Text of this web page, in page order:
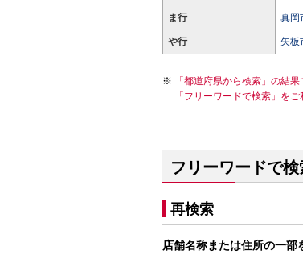
ま行 真岡
や行 矢板
「都道府県から検索」の結
「フリーワードで検索」をご
フリーワードで検
再検索
店舗名称または住所の一部